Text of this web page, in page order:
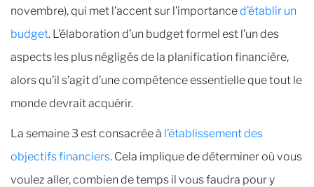
novembre), qui met l’accent sur l’importanced’établir un
budget. L’élaboration d’un budget formel est l’un des
aspects les plus négligés de la planification financière,
alors qu’il s’agit d’une compétence essentielle que tout le
monde devrait acquérir.
La semaine 3 est consacrée à l’établissement des
objectifs financiers. Cela implique de déterminer où vous
voulez aller, combien de temps il vous faudra pour y